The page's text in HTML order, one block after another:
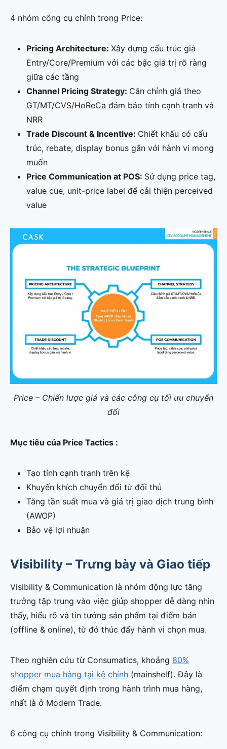
4 nhóm công cụ chính trong Price:
Pricing Architecture: Xây dựng cấu trúc giá
Entry/Core/Premium với các bậc giá trị rõ ràng
giữa các tầng
Channel Pricing Strategy: Cân chỉnh giá theo
GT/MT/CVS/HoReCa đảm bảo tính cạnh tranh và
NRR
Trade Discount & Incentive: Chiết khấu có cấu
trúc, rebate, display bonus gắn với hành vi mong
muốn
Price Communication at POS: Sử dụng price tag,
value cue, unit-price label để cải thiện perceived
value
Price – Chiến lược giá và các công cụ tối ưu chuyển
đổi
Mục tiêu của Price Tactics :
Tạo tính cạnh tranh trên kệ
Khuyến khích chuyển đổi từ đối thủ
Tăng tần suất mua và giá trị giao dịch trung bình
(AWOP)
Bảo vệ lợi nhuận
Visibility – Trưng bày và Giao tiếp
Visibility & Communication là nhóm động lực tăng
trưởng tập trung vào việc giúp shopper dễ dàng nhìn
thấy, hiểu rõ và tin tưởng sản phẩm tại điểm bán
(offline & online), từ đó thúc đẩy hành vi chọn mua.
Theo nghiên cứu từ Consumatics, khoảng 80%
shopper mua hàng tại kệ chính (mainshelf). Đây là
điểm chạm quyết định trong hành trình mua hàng,
nhất là ở Modern Trade.
6 công cụ chính trong Visibility & Communication: